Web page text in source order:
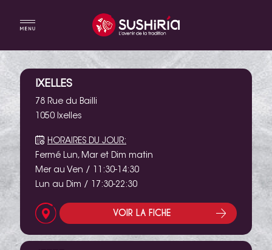
IXELLES
78 Rue du Bailli
1050 Ixelles
HORAIRES DU JOUR:
Fermé Lun, Mar et Dim matin
Mer au Ven / 11:30-14:30
Lun au Dim / 17:30-22:30
VOIR LA FICHE